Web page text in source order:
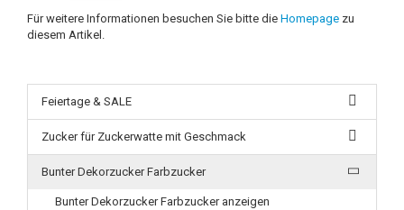
Für weitere Informationen besuchen Sie bitte die Homepage zu
diesem Artikel.
Feiertage & SALE
Zucker für Zuckerwatte mit Geschmack
Bunter Dekorzucker Farbzucker
Bunter Dekorzucker Farbzucker anzeigen